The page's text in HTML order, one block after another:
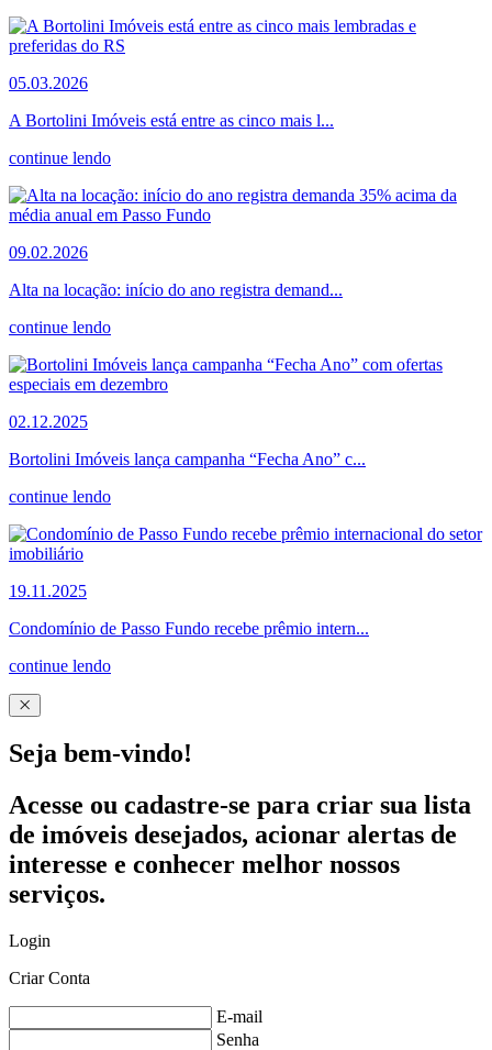
05.03.2026
A Bortolini Imóveis está entre as cinco mais l...
continue lendo
09.02.2026
Alta na locação: início do ano registra demand...
continue lendo
02.12.2025
Bortolini Imóveis lança campanha “Fecha Ano” c...
continue lendo
19.11.2025
Condomínio de Passo Fundo recebe prêmio intern...
continue lendo
Seja bem-vindo!
Acesse ou cadastre-se para criar sua lista
de imóveis desejados, acionar alertas de
interesse e conhecer melhor nossos
serviços.
Login
Criar Conta
E-mail
Senha